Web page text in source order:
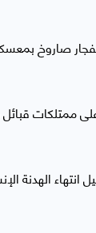
ممتلكات
الهدنة